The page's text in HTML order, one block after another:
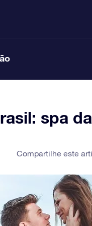
spa
Compartilhe este